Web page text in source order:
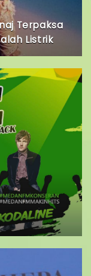
Terpaksa
Listrik